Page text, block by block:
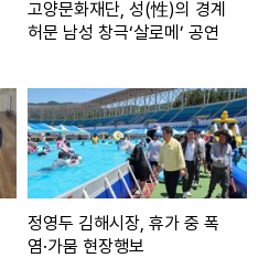
고양문화재단, 성(性)의 경계
허문 남성 창극‘살로메’ 공연
정영두 김해시장, 휴가 중 폭
염·가뭄 현장행보